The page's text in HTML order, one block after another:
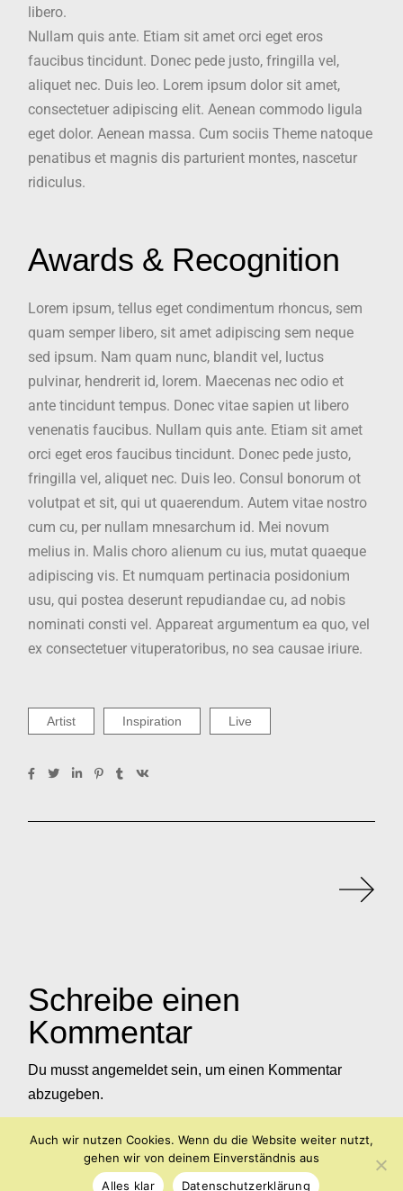
libero.
Nullam quis ante. Etiam sit amet orci eget eros
faucibus tincidunt. Donec pede justo, fringilla vel,
aliquet nec. Duis leo. Lorem ipsum dolor sit amet,
consectetuer adipiscing elit. Aenean commodo ligula
eget dolor. Aenean massa. Cum sociis Theme natoque
penatibus et magnis dis parturient montes, nascetur
ridiculus.
Awards & Recognition
Lorem ipsum, tellus eget condimentum rhoncus, sem
quam semper libero, sit amet adipiscing sem neque
sed ipsum. Nam quam nunc, blandit vel, luctus
pulvinar, hendrerit id, lorem. Maecenas nec odio et
ante tincidunt tempus. Donec vitae sapien ut libero
venenatis faucibus. Nullam quis ante. Etiam sit amet
orci eget eros faucibus tincidunt. Donec pede justo,
fringilla vel, aliquet nec. Duis leo. Consul bonorum ot
volutpat et sit, qui ut quaerendum. Autem vitae nostro
cum cu, per nullam mnesarchum id. Mei novum
melius in. Malis choro alienum cu ius, mutat quaeque
adipiscing vis. Et numquam pertinacia posidonium
usu, qui postea deserunt repudiandae cu, ad nobis
nominati consti vel. Appareat argumentum ea quo, vel
ex consectetuer vituperatoribus, no sea causae iriure.
Artist Inspiration Live
Schreibe einen
Kommentar
Du musstangemeldetsein, um einen Kommentar
abzugeben.
Auch wir nutzen Cookies. Wenn du die Website weiter nutzt,
gehen wir von deinem Einverständnis aus
Alles klar
Datenschutzerklärung